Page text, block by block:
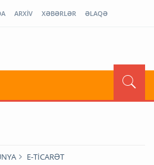
ARXİV XƏBƏRLƏR ƏLAQƏ
E-TİCARƏT